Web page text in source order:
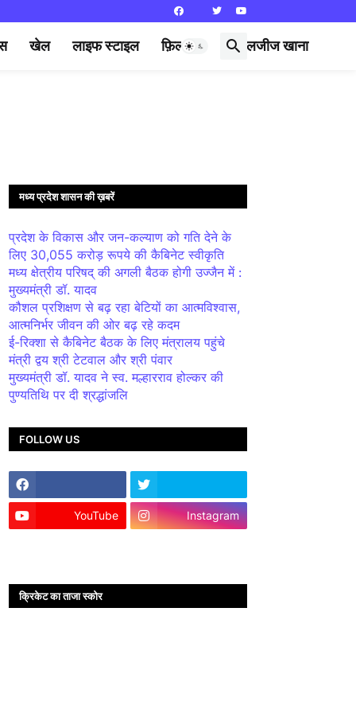
खेल लाइफ स्टाइल फ़िल्मी दुनिया लजीज खाना
मध्य प्रदेश शासन की ख़बरें
प्रदेश के विकास और जन-कल्याण को गति देने के
लिए 30,055 करोड़ रूपये की कैबिनेट स्वीकृति
मध्य क्षेत्रीय परिषद् की अगली बैठक होगी उज्जैन में :
मुख्यमंत्री डॉ. यादव
कौशल प्रशिक्षण से बढ़ रहा बेटियों का आत्मविश्वास,
आत्मनिर्भर जीवन की ओर बढ़ रहे कदम
ई-रिक्शा से कैबिनेट बैठक के लिए मंत्रालय पहुंचे
मंत्री द्वय श्री टेटवाल और श्री पंवार
मुख्यमंत्री डॉ. यादव ने स्व. मल्हारराव होल्कर की
पुण्यतिथि पर दी श्रद्धांजलि
FOLLOW US
YouTube Instagram
क्रिकेट का ताजा स्कोर